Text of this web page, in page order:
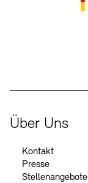
Über Uns
Kontakt
Presse
Stellenangebote